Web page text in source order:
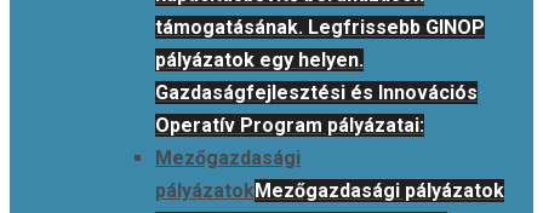
támogatásának. Legfrissebb GINOP
pályázatok egy helyen.
Gazdaságfejlesztési és Innovációs
Operatív Program pályázatai:
Mezőgazdasági
pályázatokMezőgazdasági pályázatok